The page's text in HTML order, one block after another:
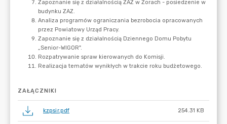
ZAŁĄCZNIKI
kzpsir.pdf 254.31 KB